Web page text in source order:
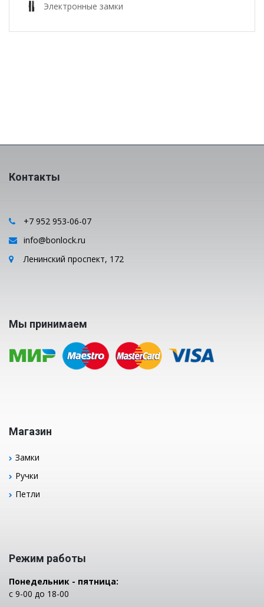
Электронные замки
Контакты
+7 952 953-06-07
info@bonlock.ru
Ленинский проспект, 172
Мы принимаем
Магазин
Замки
Ручки
Петли
Режим работы
Понедельник - пятница:
с 9-00 до 18-00